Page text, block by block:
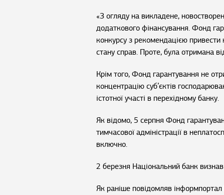
«З огляду на викладене,
додаткового фінансування. Фонд
конкурсу з рекомендацією привести
стану справ. Проте, була отримана
Крім того, Фонд гарантування не
концентрацію суб’єктів
істотної участі в перехідному банку.
Як відомо, 5 серпня Фонд
тимчасової адміністрації в
включно.
2 березня Національний банк
Як раніше повідомляв інформпортал